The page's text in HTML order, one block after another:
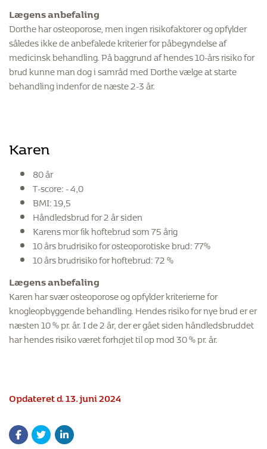
Lægens anbefaling
Dorthe har osteoporose, men ingen risikofaktorer og opfylder
således ikke de anbefalede kriterier for påbegyndelse af
medicinsk behandling. På baggrund af hendes 10-års risiko for
brud kunne man dog i samråd med Dorthe vælge at starte
behandling indenfor de næste 2-3 år.
Karen
80 år
T-score: - 4,0
BMI: 19,5
Håndledsbrud for 2 år siden
Karens mor fik hoftebrud som 75 årig
10 års brudrisiko for osteoporotiske brud: 77%
10 års brudrisiko for hoftebrud: 72 %
Lægens anbefaling
Karen har svær osteoporose og opfylder kriterierne for
knogleopbyggende behandling. Hendes risiko for nye brud er er
næsten 10 % pr. år. I de 2 år, der er gået siden håndledsbruddet
har hendes risiko været forhøjet til op mod 30 % pr. år.
Opdateret d. 13. juni 2024